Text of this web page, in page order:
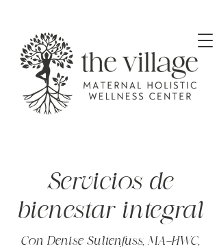
Servicios de
bienestar integral
Con Denise Sultenfuss, MA-HWC,